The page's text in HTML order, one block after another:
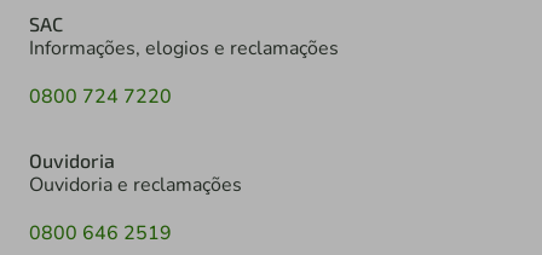
SAC
Informações, elogios e reclamações
0800 724 7220
Ouvidoria
Ouvidoria e reclamações
0800 646 2519